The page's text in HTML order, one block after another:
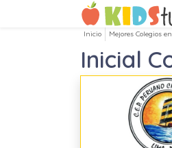
Inicio Mejores Colegios
Inicial